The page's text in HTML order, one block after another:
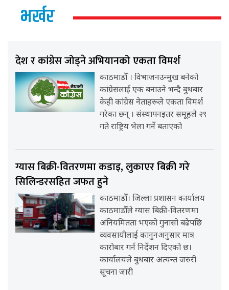
भर्खर
देश र कांग्रेस जोड्ने अभियानको एकता विमर्श
काठमाडौँ । विभाजनउन्मुख बनेको
कांग्रेसलाई एक बनाउने भन्दै बुधबार
केही कांग्रेस नेताहरूले एकता विमर्श
गरेका छन् । संस्थापनइतर समूहले २९
गते राष्ट्रिय भेला गर्ने बताएको
ग्यास बिक्री-वितरणमा कडाइ, लुकाएर बिक्री गरे
सिलिन्डरसहित जफत हुने
काठमाडौँ। जिल्ला प्रशासन कार्यालय
काठमाडौँले ग्यास बिक्री-वितरणमा
अनियमितता भएको गुनासो बढेपछि
व्यवसायीलाई कानुनअनुसार मात्र
कारोबार गर्न निर्देशन दिएको छ।
कार्यालयले बुधबार अत्यन्त जरुरी
सूचना जारी